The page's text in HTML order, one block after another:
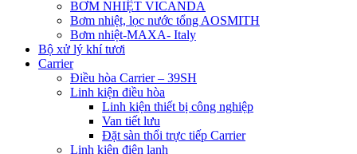
BƠM NHIỆT VICANDA
Bơm nhiệt, lọc nước tổng AOSMITH
Bơm nhiệt-MAXA- Italy
Bộ xử lý khí tươi
Carrier
Điều hòa Carrier – 39SH
Linh kiện điều hòa
Linh kiện thiết bị công nghiệp
Van tiết lưu
Đặt sàn thổi trực tiếp Carrier
Linh kiện điện lạnh